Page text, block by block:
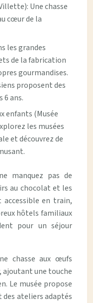
Une chasse
cœur de la
les grandes
de la fabrication
gourmandises.
proposent des
6 ans.
enfants (Musée
les musées
et découvrez de
manquez pas de
au chocolat et les
en train,
hôtels familiaux
pour un séjour
chasse aux œufs
ajoutant une touche
Le musée propose
des ateliers adaptés